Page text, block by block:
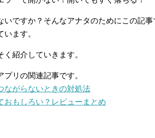
いですか？そんなアナタのためにこの記
ます。
く紹介していきます。
プリの関連記事です。
ながらないときの対処法
おもしろい？レビューまとめ